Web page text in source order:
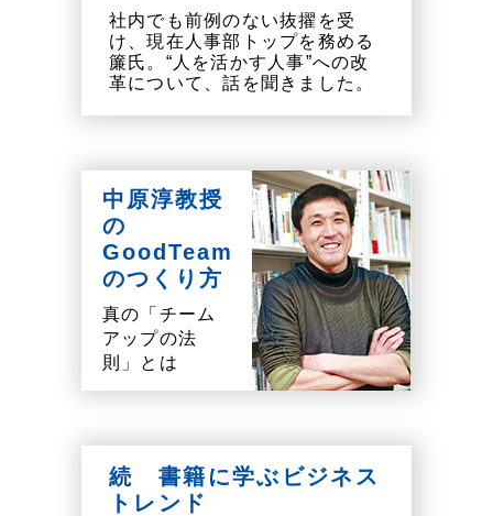
社内でも前例のない抜擢を受
け、現在人事部トップを務める
簾氏。“人を活かす人事”への改
革について、話を聞きました。
中原淳教授
の
GoodTeam
のつくり方
真の「チーム
アップの法
則」とは
続 書籍に学ぶビジネス
トレンド